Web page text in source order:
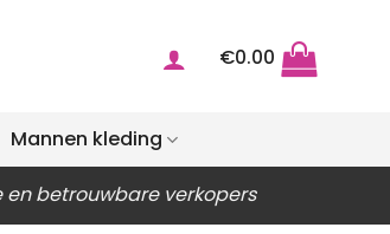
€0.00
Mannen kleding
en betrouwbare verkopers